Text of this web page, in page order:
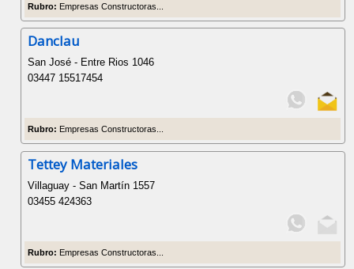
Rubro: Empresas Constructoras...
Danclau
San José - Entre Rios 1046
03447 15517454
Rubro: Empresas Constructoras...
Tettey Materiales
Villaguay - San Martín 1557
03455 424363
Rubro: Empresas Constructoras...